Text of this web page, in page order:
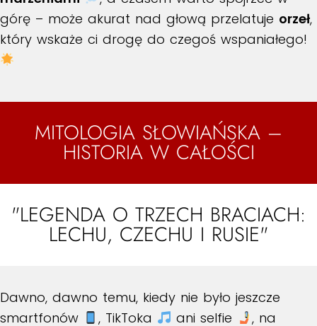
górę – może akurat nad głową przelatuje orzeł,
który wskaże ci drogę do czegoś wspaniałego!
MITOLOGIA SŁOWIAŃSKA –
HISTORIA W CAŁOŚCI
"LEGENDA O TRZECH BRACIACH:
LECHU, CZECHU I RUSIE"
Dawno, dawno temu, kiedy nie było jeszcze
smartfonów
, TikToka ani selfie
, na